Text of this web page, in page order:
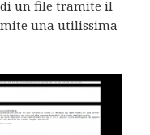
di un file tramite il
una utilissima